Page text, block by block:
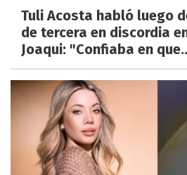
Tuli Acosta habló luego
de tercera en discordia
Joaqui: "Confiaba en